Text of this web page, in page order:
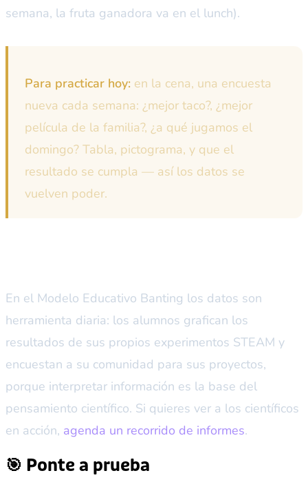
semana, la fruta ganadora va en el lunch).
Para practicar hoy: en la cena, una encuesta
nueva cada semana: ¿mejor taco?, ¿mejor
película de la familia?, ¿a qué jugamos el
domingo? Tabla, pictograma, y que el
resultado se cumpla — así los datos se
vuelven poder.
En el Modelo Educativo Banting los datos son
herramienta diaria: los alumnos grafican los
resultados de sus propios experimentos STEAM y
encuestan a su comunidad para sus proyectos,
porque interpretar información es la base del
pensamiento científico. Si quieres ver a los científicos
en acción, agenda un recorrido de informes.
🎯 Ponte a prueba